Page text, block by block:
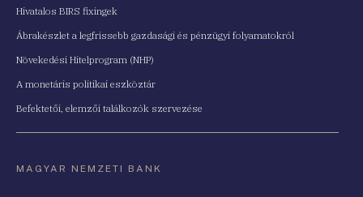
Hivatalos BIRS fixingek
Ábrakészlet a legfrissebb gazdasági és pénzügyi folyamatokról
Növekedési Hitelprogram (NHP)
A monetáris politikai eszköztár
Befektetői, elemzői találkozók szervezése
MAGYAR NEMZETI BANK